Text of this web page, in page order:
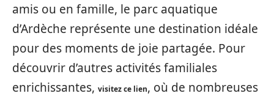
amis ou en famille, le parc aquatique
d’Ardèche représente une destination idéale
pour des moments de joie partagée. Pour
découvrir d’autres activités familiales
enrichissantes, visitez ce lien, où de nombreuses